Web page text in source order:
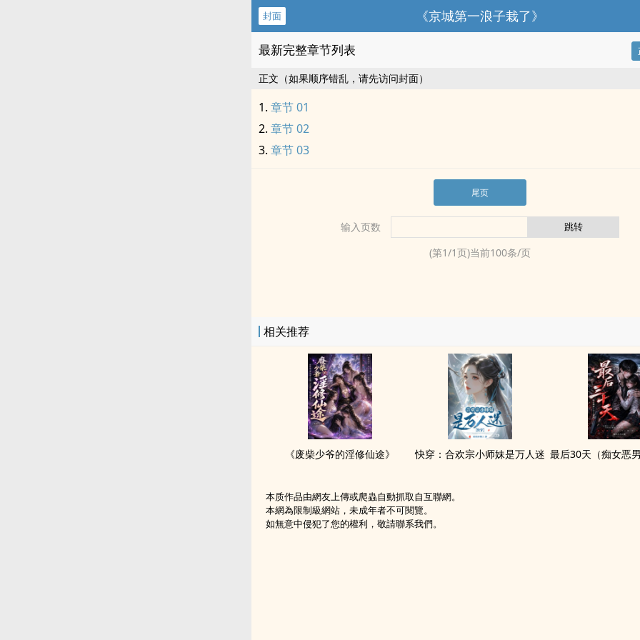
封面 《京城第一浪子栽了》
最新完整章节列表
正文（如果顺序错乱，请先访问封面）
章节 01
章节 02
章节 03
尾页
输入页数
(第1/1页)当前100条/页
相关推荐
《废柴少爷的淫修仙途》 快穿：合欢宗小师妹是万人迷
本质作品由網友上傳或爬蟲自動抓取自互聯網。
本網為限制級網站，未成年者不可閱覽。
如無意中侵犯了您的權利，敬請聯系我們。